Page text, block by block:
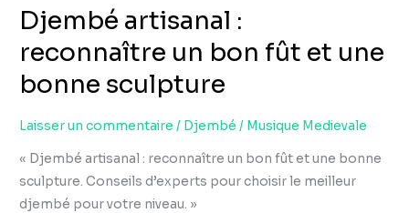
Djembé artisanal :
reconnaître un bon fût et une
bonne sculpture
Laisser un commentaire / Djembé / Musique Medievale
« Djembé artisanal : reconnaître un bon fût et une bonne
sculpture. Conseils d’experts pour choisir le meilleur
djembé pour votre niveau. »
sculpture